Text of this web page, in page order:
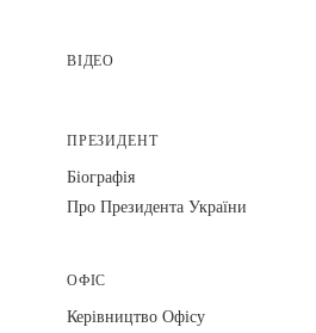
ВІДЕО
ПРЕЗИДЕНТ
Біографія
Про Президента України
ОФІС
Керівництво Офісу